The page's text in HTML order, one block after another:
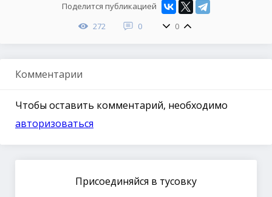
Поделится публикацией
272
0 0
Комментарии
Чтобы оставить комментарий, необходимо
авторизоваться
Присоединяйся в тусовку